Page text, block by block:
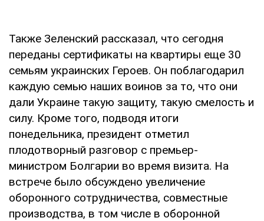
Также Зеленский рассказал, что сегодня
переданы сертификаты на квартиры еще 30
семьям украинских Героев. Он поблагодарил
каждую семью наших воинов за то, что они
дали Украине такую защиту, такую смелость и
силу. Кроме того, подводя итоги
понедельника, президент отметил
плодотворный разговор с премьер-
министром Болгарии во время визита. На
встрече было обсуждено увеличение
оборонного сотрудничества, совместные
производства, в том числе в оборонной